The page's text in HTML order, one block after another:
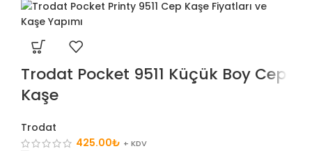
Trodat Pocket 9511 Küçük Boy Cep
Kaşe
Trodat
425.00₺ + KDV